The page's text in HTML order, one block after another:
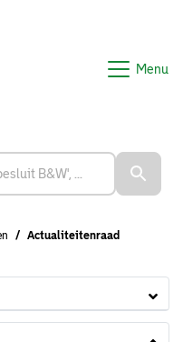
Menu
Actualiteitenraad